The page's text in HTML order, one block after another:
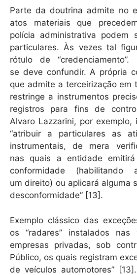
Parte da doutrina admite no
atos materiais que
polícia administrativa podem
particulares. Às vezes tal
rótulo de
se deve confundir. A própria
que admite a terceirização em
restringe a instrumentos
registros para fins de
Alvaro Lazzarini, por exemplo,
“atribuir a particulares as
instrumentais, de mera
nas quais a entidade
conformidade
um direito) ou aplicará alguma
desconformidade” [13].
Exemplo clássico das
os “radares” instalados
empresas privadas, sob
Público, os quais registram
de veículos automotores”